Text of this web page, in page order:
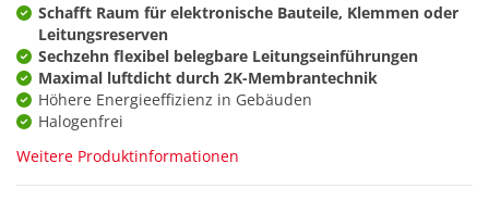
Schafft Raum für elektronische Bauteile, Klemmen oder
Leitungsreserven
Sechzehn flexibel belegbare Leitungseinführungen
Maximal luftdicht durch 2K-Membrantechnik
Höhere Energieeffizienz in Gebäuden
Halogenfrei
Weitere Produktinformationen